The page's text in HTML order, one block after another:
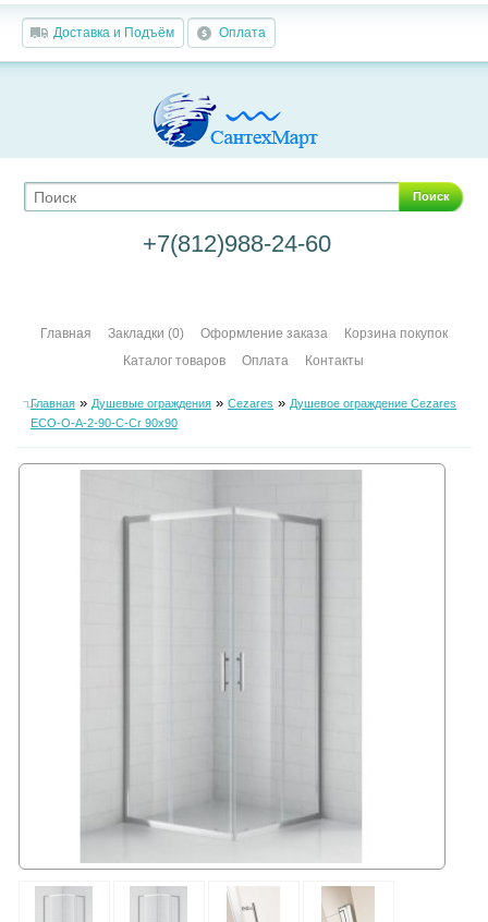
Доставка и Подъём Оплата
Поиск
+7(812)988-24-60
Главная Закладки (0) Оформление заказа
Корзина покупок
Каталог товаров
Оплата Контакты
Главная» Душевые ограждения» Cezares » Душевое ограждение Cezares
ECO-O-A-2-90-C-Cr 90х90